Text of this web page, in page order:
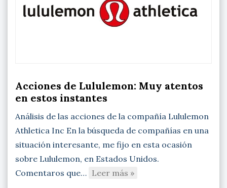
Acciones de Lululemon: Muy atentos
en estos instantes
Análisis de las acciones de la compañía Lululemon
Athletica Inc En la búsqueda de compañías en una
situación interesante, me fijo en esta ocasión
sobre Lululemon, en Estados Unidos.
Comentaros que… Leer más »